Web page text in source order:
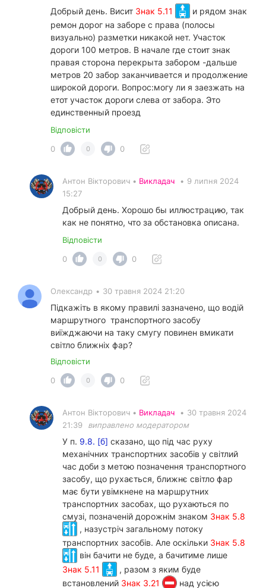
Добрый день. Висит Знак 5.11
и рядом знак
ремон дорог на заборе с права (полосы
визуально) разметки никакой нет. Участок
дороги 100 метров. В начале где стоит знак
правая сторона перекрыта забором -дальше
метров 20 забор заканчивается и продолжение
широкой дороги. Вопрос:могу ли я заезжать на
етот участок дороги слева от забора. Это
единственный проезд
Відповісти
0
0 0
Антон Вікторович • Викладач • 9 липня 2024
15:27
Добрый день. Хорошо бы иллюстрацию, так
как не понятно, что за обстановка описана.
Відповісти
0
0 0
Олександр • 30 травня 2024 21:20
Підкажіть в якому правилі зазначено, що водій
маршрутного транспортного засобу
виїжджаючи на таку смугу повинен вмикати
світло ближніх фар?
Відповісти
0
0 0
Антон Вікторович • Викладач • 30 травня 2024
21:39
виправлено модератором
У п. 9.8. [б] сказано, що під час руху
механічних транспортних засобів у світлий
час доби з метою позначення транспортного
засобу, що рухається, ближнє світло фар
має бути увімкнене на маршрутних
транспортних засобах, що рухаються по
смузі, позначеній дорожнім знаком Знак 5.8
, назустріч загальному потоку
транспортних засобів. Але оскільки Знак 5.8
він бачити не буде, а бачитиме лише
Знак 5.11
, разом з яким буде
встановлений Знак 3.21
над усією